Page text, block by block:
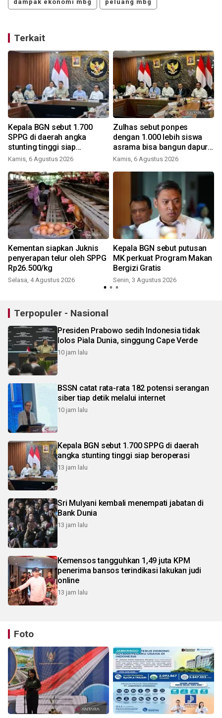
dampak ekonomi mbg peluang mbg
Terkait
Kepala BGN sebut 1.700
SPPG di daerah angka
stunting tinggi siap
beroperasi
Kamis, 6 Agustus 2026
Zulhas sebut ponpes
dengan 1.000 lebih siswa
asrama bisa bangun dapur
MBG
Kamis, 6 Agustus 2026
Kementan siapkan Juknis
penyerapan telur oleh SPPG
Rp26.500/kg
Selasa, 4 Agustus 2026
Kepala BGN sebut putusan
MK perkuat Program Makan
Bergizi Gratis
Senin, 3 Agustus 2026
Terpopuler - Nasional
Presiden Prabowo sedih Indonesia tidak
lolos Piala Dunia, singgung Cape Verde
10 jam lalu
BSSN catat rata-rata 182 potensi serangan
siber tiap detik melalui internet
10 jam lalu
Kepala BGN sebut 1.700 SPPG di daerah
angka stunting tinggi siap beroperasi
13 jam lalu
Sri Mulyani kembali menempati jabatan di
Bank Dunia
13 jam lalu
Kemensos tangguhkan 1,49 juta KPM
penerima bansos terindikasi lakukan judi
online
13 jam lalu
Foto